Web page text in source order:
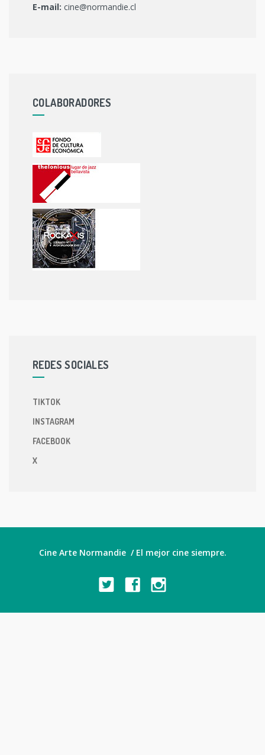
E-mail: cine@normandie.cl
COLABORADORES
REDES SOCIALES
TIKTOK
INSTAGRAM
FACEBOOK
X
Cine Arte Normandie / El mejor cine siempre.